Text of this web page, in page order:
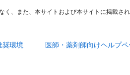
、また、本サイトおよび本サイトに掲載さ
奨環境
医師・薬剤師向けヘルプペ